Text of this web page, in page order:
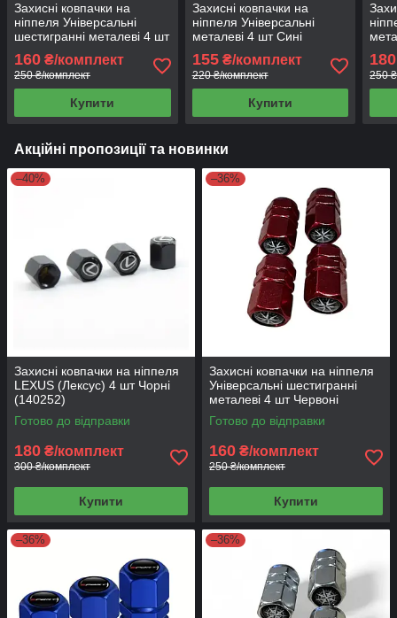
Захисні ковпачки на
ніппеля Універсальні
шестигранні металеві 4 шт
Хром Компас
160 ₴/комплект
250 ₴/комплект
Купити
Захисні ковпачки на
ніппеля Універсальні
металеві 4 шт Сині
(14031)
155₴/комплект
220 ₴/комплект
Купити
180
250
Акційні пропозиції та новинки
–40%
Захисні ковпачки на ніппеля
LEXUS (Лексус) 4 шт Чорні
(140252)
Готово до відправки
180 ₴/комплект
300 ₴/комплект
Купити
–36%
Захисні ковпачки на ніппеля
Універсальні шестигранні
металеві 4 шт Червоні
Компас
Готово до відправки
160 ₴/комплект
250 ₴/комплект
Купити
–36% –36%